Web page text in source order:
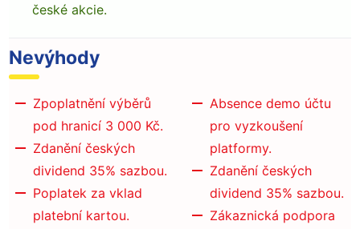
české akcie.
Nevýhody
Zpoplatnění výběrů
pod hranicí 3 000 Kč.
Zdanění českých
dividend 35% sazbou.
Poplatek za vklad
platební kartou.
Absence demo účtu
pro vyzkoušení
platformy.
Zdanění českých
dividend 35% sazbou.
Zákaznická podpora